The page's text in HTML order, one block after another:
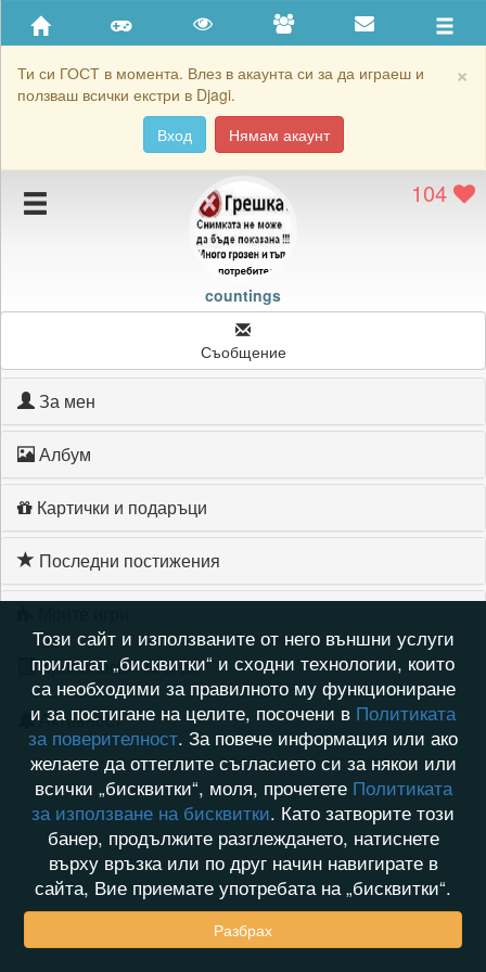
×
Ти си ГОСТ в момента. Влез в акаунта си за да играеш и
ползваш всички екстри в Djagi.
Вход
Нямам акаунт
Приятели
Хронология на игри
Подаръците на countings
Картичките на countings
104
countings
Съобщение
За мен
Албум
Картички и подаръци
Последни постижения
Хронология на игри
Активност
Този сайт и използваните от него външни услуги
прилагат „бисквитки“ и сходни технологии, които
са необходими за правилното му функциониране
и за постигане на целите, посочени в Политиката
за поверителност. За повече информация или ако
желаете да оттеглите съгласието си за някои или
всички „бисквитки“, моля, прочетете Политиката
за използване на бисквитки. Като затворите този
банер, продължите разглеждането, натиснете
върху връзка или по друг начин навигирате в
сайта, Вие приемате употребата на „бисквитки“.
Разбрах